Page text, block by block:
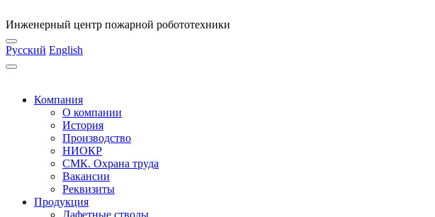
Инженерный центр пожарной робототехники
Русский English
Компания
О компании
История
Производство
НИОКР
СМК. Охрана труда
Вакансии
Реквизиты
Продукция
Лафетные стволы